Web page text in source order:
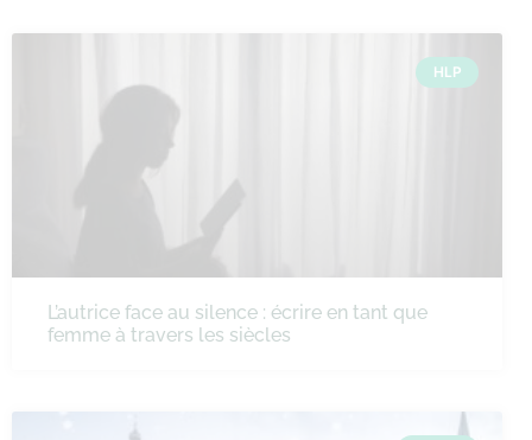
HLP
L’autrice face au silence : écrire en tant que
femme à travers les siècles